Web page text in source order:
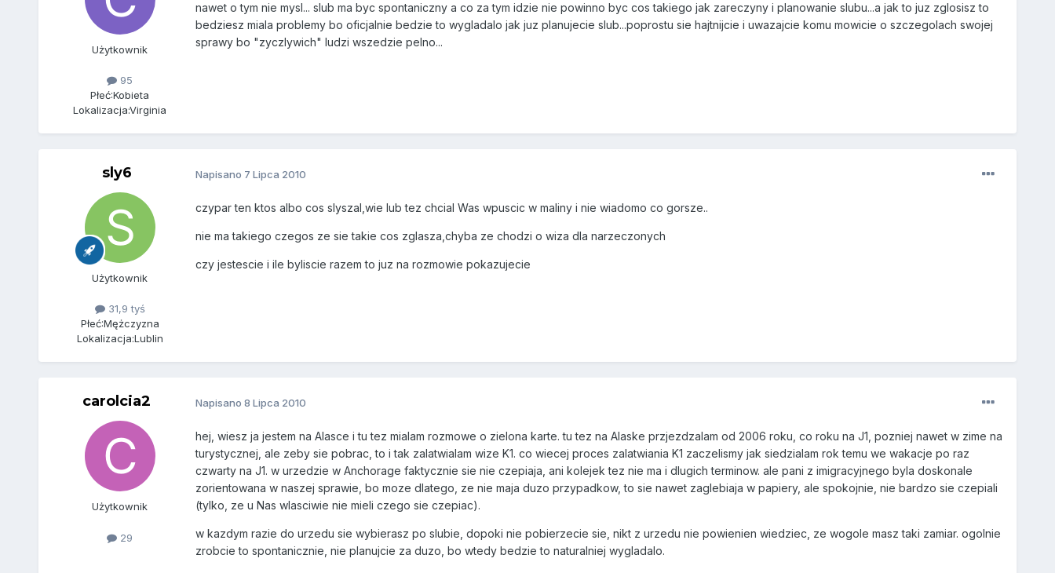
Użytkownik
95
Płeć:Kobieta
Lokalizacja:Virginia
nawet o tym nie mysl... slub ma byc spontaniczny a co za tym idzie nie powinno byc cos takiego jak zareczyny i planowanie slubu...a jak to juz zglosisz to
bedziesz miala problemy bo oficjalnie bedzie to wygladalo jak juz planujecie slub...poprostu sie hajtnijcie i uwazajcie komu mowicie o szczegolach swojej
sprawy bo "zyczlywich" ludzi wszedzie pelno...
sly6
Użytkownik
31,9 tyś
Płeć:Mężczyzna
Lokalizacja:Lublin
Napisano 7 Lipca 2010
czypar ten ktos albo cos slyszal,wie lub tez chcial Was wpuscic w maliny i nie wiadomo co gorsze..
nie ma takiego czegos ze sie takie cos zglasza,chyba ze chodzi o wiza dla narzeczonych
czy jestescie i ile byliscie razem to juz na rozmowie pokazujecie
carolcia2
Użytkownik
29
Napisano 8 Lipca 2010
hej, wiesz ja jestem na Alasce i tu tez mialam rozmowe o zielona karte. tu tez na Alaske przjezdzalam od 2006 roku, co roku na J1, pozniej nawet w zime na
turystycznej, ale zeby sie pobrac, to i tak zalatwialam wize K1. co wiecej proces zalatwiania K1 zaczelismy jak siedzialam rok temu we wakacje po raz
czwarty na J1. w urzedzie w Anchorage faktycznie sie nie czepiaja, ani kolejek tez nie ma i dlugich terminow. ale pani z imigracyjnego byla doskonale
zorientowana w naszej sprawie, bo moze dlatego, ze nie maja duzo przypadkow, to sie nawet zaglebiaja w papiery, ale spokojnie, nie bardzo sie czepiali
(tylko, ze u Nas wlasciwie nie mieli czego sie czepiac).
w kazdym razie do urzedu sie wybierasz po slubie, dopoki nie pobierzecie sie, nikt z urzedu nie powienien wiedziec, ze wogole masz taki zamiar. ogolnie
zrobcie to spontanicznie, nie planujcie za duzo, bo wtedy bedzie to naturalniej wygladalo.